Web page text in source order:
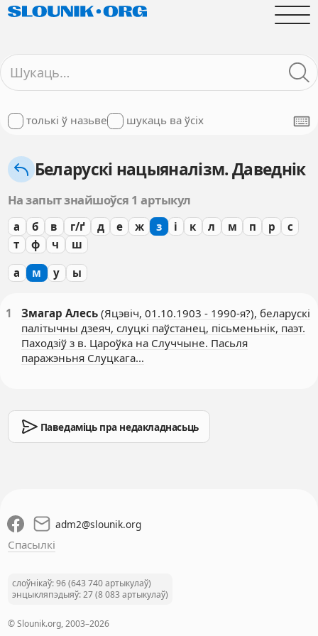
толькі ў назьве шукаць ва ўсіх
Беларускі нацыяналізм. Даведнік
На запыт знайшоўся 1 артыкул
а б в г/ґ д е ж з і к л м п р
с
т
ф ч ш
а м у ы
1 Змагар Алесь (Яцэвіч, 01.10.1903 - 1990-я?), беларускі
палітычны дзеяч, слуцкі паўстанец, пісьменьнік, паэт.
Паходзіў з в. Цароўка на Случчыне. Пасьля
паражэньня Слуцкага…
Паведаміць пра недакладнасьць
adm2@slounik.org
Спасылкі
слоўнікаў: 96 (643 740 артыкулаў)
энцыкляпэдыяў: 27 (8 083 артыкулаў)
© Slounik.org, 2003–2026